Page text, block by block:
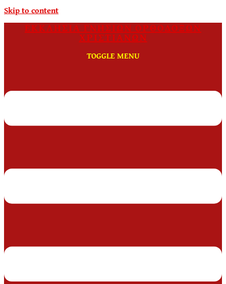
Skip to content
ΕΚΚΛΗΣΙΑ ΓΝΗΣΙΩΝ ΟΡΘΟΔΟΞΩΝ
ΧΡΙΣΤΙΑΝΩΝ
TOGGLE MENU